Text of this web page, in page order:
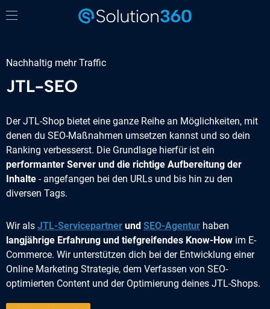
Nachhaltig mehr Traffic
JTL-SEO
Der JTL-Shop bietet eine ganze Reihe an Möglichkeiten, mit
denen du SEO-Maßnahmen umsetzen kannst und so dein
Ranking verbesserst. Die Grundlage hierfür ist ein
performanter Server und die richtige Aufbereitung der
Inhalte - angefangen bei den URLs und bis hin zu den
diversen Tags.
Wir als JTL-Servicepartner und SEO-Agentur haben
langjährige Erfahrung und tiefgreifendes Know-How im E-
Commerce. Wir unterstützen dich bei der Entwicklung einer
Online Marketing Strategie, dem Verfassen von SEO-
optimierten Content und der Optimierung deines JTL-Shops.